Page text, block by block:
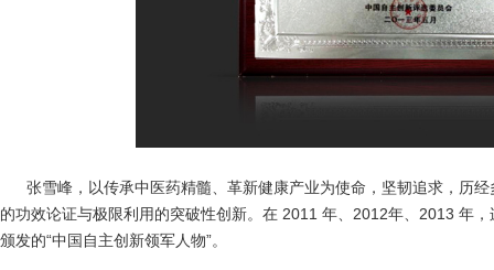
张雪峰，以传承中医药精髓、革新健康产业为使命，坚韧追求，历经
的功效论证与极限利用的突破性创新。在 2011 年、2012年、2013 年
颁发的“中国自主创新领军人物”。